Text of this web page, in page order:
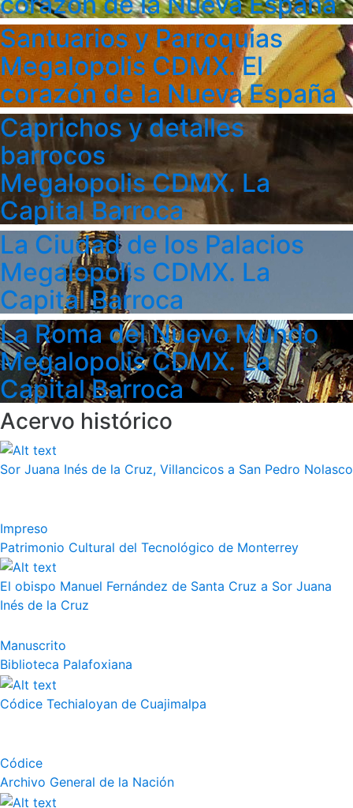
Santuarios y Parroquias
Megalopolis CDMX. El
corazón de la Nueva España
Caprichos y detalles
barrocos
Megalopolis CDMX. La
Capital Barroca
La Ciudad de los Palacios
Megalopolis CDMX. La
Capital Barroca
La Roma del Nuevo Mundo
Megalopolis CDMX. La
Capital Barroca
Acervo histórico
Sor Juana Inés de la Cruz, Villancicos a San Pedro Nolasco
Impreso
Patrimonio Cultural del Tecnológico de Monterrey
El obispo Manuel Fernández de Santa Cruz a Sor Juana
Inés de la Cruz
Manuscrito
Biblioteca Palafoxiana
Códice Techialoyan de Cuajimalpa
Códice
Archivo General de la Nación